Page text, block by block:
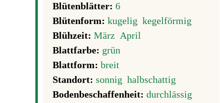
Blütenblätter: 6
Blütenform: kugelig kegelförmig
Blühzeit: März April
Blattfarbe: grün
Blattform: breit
Standort: sonnig halbschattig
Bodenbeschaffenheit: durchlässig